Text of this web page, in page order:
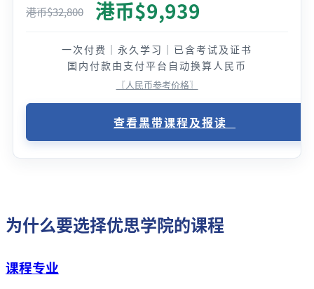
港币$32,800 港币$9,939
一次付费｜永久学习｜已含考试及证书
国内付款由支付平台自动换算人民币
〖人民币参考价格〗
查看黑带课程及报读
为什么要选择优思学院的课程
课程专业